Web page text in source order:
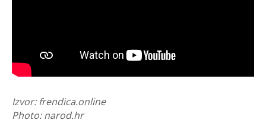
Izvor: frendica.online
Photo: narod.hr